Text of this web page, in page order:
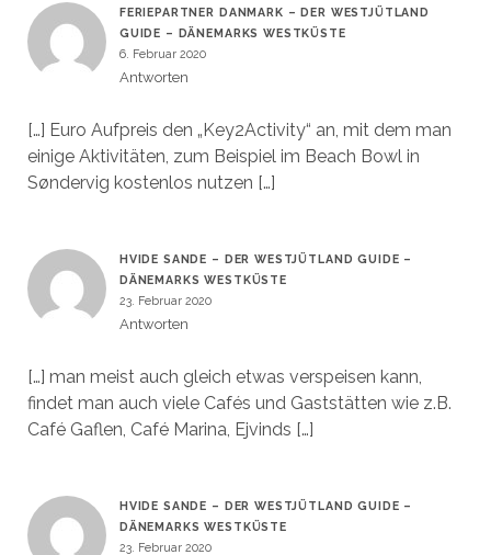
FERIEPARTNER DANMARK – DER WESTJÜTLAND
GUIDE – DÄNEMARKS WESTKÜSTE
6. Februar 2020
Antworten
[…] Euro Aufpreis den „Key2Activity“ an, mit dem man
einige Aktivitäten, zum Beispiel im Beach Bowl in
Søndervig kostenlos nutzen […]
HVIDE SANDE – DER WESTJÜTLAND GUIDE –
DÄNEMARKS WESTKÜSTE
23. Februar 2020
Antworten
[…] man meist auch gleich etwas verspeisen kann,
findet man auch viele Cafés und Gaststätten wie z.B.
Café Gaflen, Café Marina, Ejvinds […]
HVIDE SANDE – DER WESTJÜTLAND GUIDE –
DÄNEMARKS WESTKÜSTE
23. Februar 2020